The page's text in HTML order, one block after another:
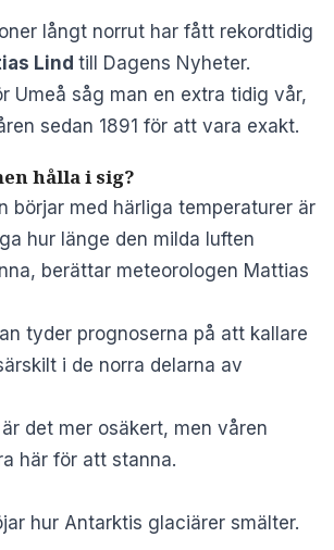
långt norrut har fått rekordtidig
Lind till Dagens Nyheter.
Umeå såg man en extra tidig vår,
sedan 1891 för att vara exakt.
hålla i sig?
börjar med härliga temperaturer är
hur länge den milda luften
berättar meteorologen Mattias
tyder prognoserna på att kallare
i de norra delarna av
det mer osäkert, men våren
här för att stanna.
hur Antarktis glaciärer smälter.